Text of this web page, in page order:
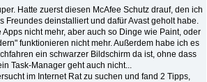
Hatte zuerst diesen McAfee Schutz drauf, den ich
Freundes deinstalliert und dafür Avast geholt habe.
nicht mehr, aber auch so Dinge wie Paint, oder
funktionieren nicht mehr. Außerdem habe ich es
ein schwarzer Bildschirm da ist, ohne dass
Task-Manager geht auch nicht...
im Internet Rat zu suchen und fand 2 Tipps,